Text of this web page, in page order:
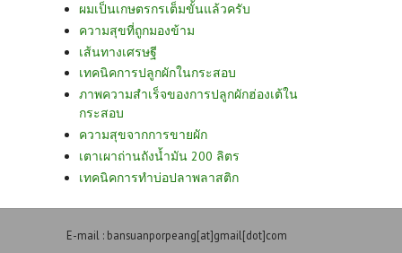
ผมเป็นเกษตรกรเต็มขั้นแล้วครับ
ความสุขที่ถูกมองข้าม
เส้นทางเศรษฐี
เทคนิคการปลูกผักในกระสอบ
ภาพความสำเร็จของการปลูกผักฮ่องเต้ใน
กระสอบ
ความสุขจากการขายผัก
เตาเผาถ่านถังน้ำมัน 200 ลิตร
เทคนิคการทำบ่อปลาพลาสติก
E-mail : bansuanporpeang[at]gmail[dot]com